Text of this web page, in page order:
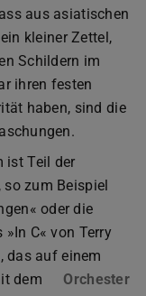
aus asiatischen
kleiner Zettel,
Schildern im
ihren festen
haben, sind die
ist Teil der
zum Beispiel
oder die
C« von Terry
das auf einem
dem
Orchester